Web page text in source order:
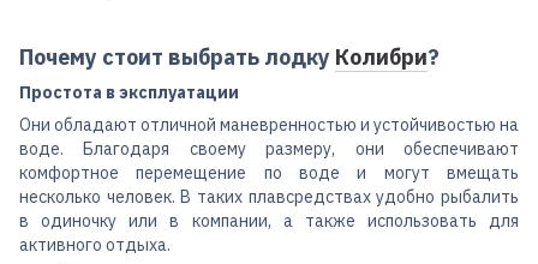
Почему стоит выбрать лодку Колибри?
Простота в эксплуатации
Они обладают отличной маневренностью и устойчивостью на
воде. Благодаря своему размеру, они обеспечивают
комфортное перемещение по воде и могут вмещать
несколько человек. В таких плавсредствах удобно рыбалить
в одиночку или в компании, а также использовать для
активного отдыха.